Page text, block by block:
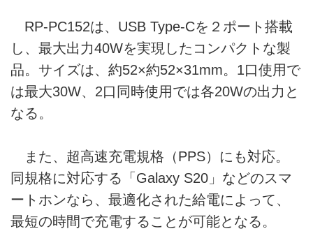
RP-PC152は、USB Type-Cを２ポート搭載
し、最大出力40Wを実現したコンパクトな製
品。サイズは、約52×約52×31mm。1口使用で
は最大30W、2口同時使用では各20Wの出力と
なる。
また、超高速充電規格（PPS）にも対応。
同規格に対応する「Galaxy S20」などのスマ
ートホンなら、最適化された給電によって、
最短の時間で充電することが可能となる。